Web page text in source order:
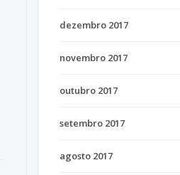
dezembro 2017
novembro 2017
outubro 2017
setembro 2017
agosto 2017